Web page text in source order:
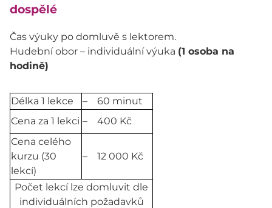
dospělé
Čas výuky po domluvě s lektorem.
Hudební obor – individuální výuka (1 osoba na
hodině)
Délka 1 lekce
– 60 minut
Cena za 1 lekci – 400 Kč
Cena celého
kurzu (30
lekcí)
– 12 000 Kč
Počet lekcí lze domluvit dle
individuálních požadavků